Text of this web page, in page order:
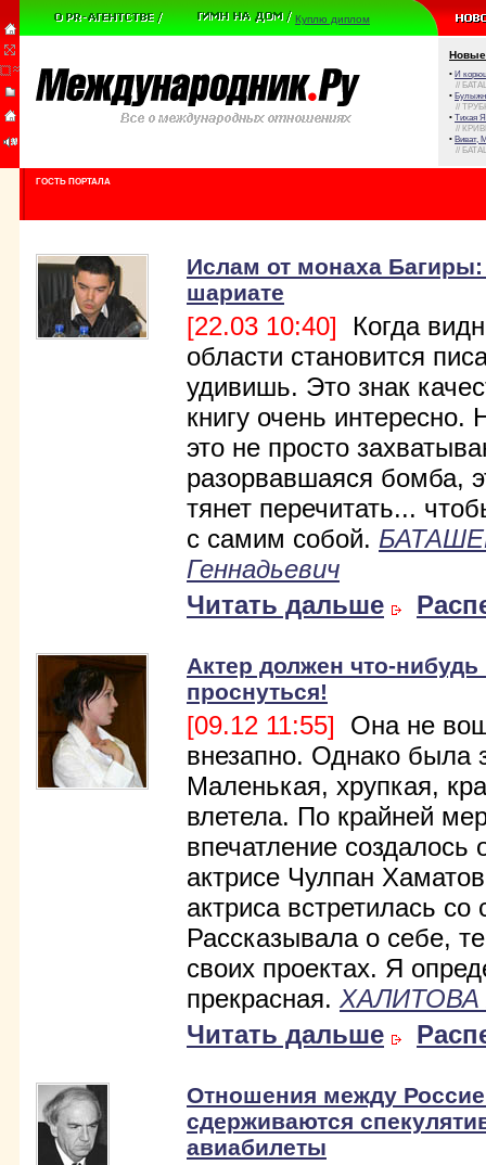
Куплю диплом
Новые
• И
//
•
//
• Тихая
//
• Виват,
//
ГОСТЬ ПОРТАЛА
Ислам от монаха
шариате
[22.03 10:40] Когда
области становится
удивишь. Это знак
книгу очень
это не просто
разорвавшаяся бомба,
тянет перечитать...
с самим собой.
Геннадьевич
Читать дальше
Актер должен что-нибудь
проснуться!
[09.12 11:55] Она не
внезапно. Однако была
Маленькая, хрупкая,
влетела. По крайней
впечатление создалось
актрисе Чулпан
актриса встретилась
Рассказывала о себе,
своих проектах. Я
прекрасная. ХАЛИТОВА
Читать дальше
Отношения между
сдерживаются
авиабилеты